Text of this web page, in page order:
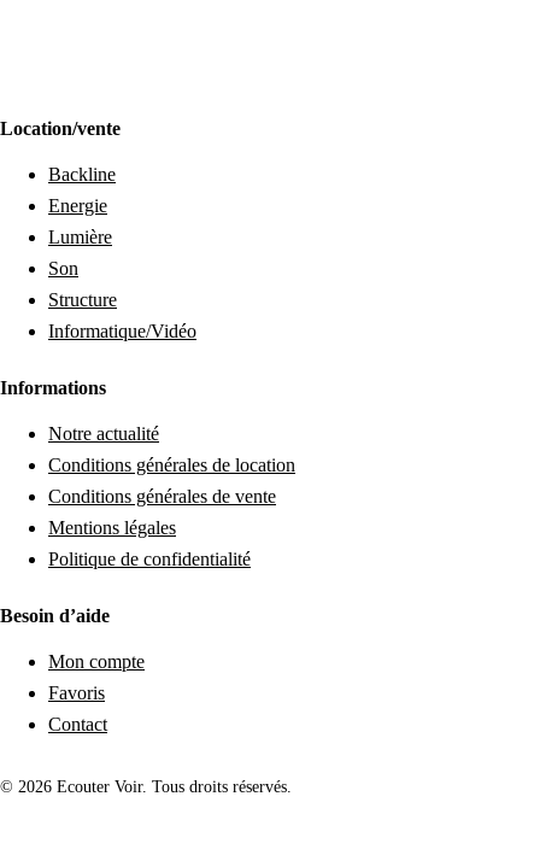
Location/vente
Backline
Energie
Lumière
Son
Structure
Informatique/Vidéo
Informations
Notre actualité
Conditions générales de location
Conditions générales de vente
Mentions légales
Politique de confidentialité
Besoin d’aide
Mon compte
Favoris
Contact
© 2026 Ecouter Voir. Tous droits réservés.